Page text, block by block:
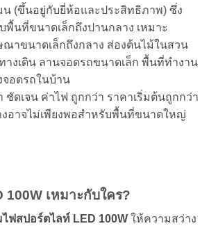
น (ขึ้นอยู่กับยี่ห้อและประสิทธิภาพ) ซึ่ง
พื้นที่ขนาดเล็กถึงปานกลาง เหมาะ
าขนาดเล็กถึงกลาง ส่องต้นไม้ในสวน
างเดิน ลานจอดรถขนาดเล็ก พื้นที่ทำงาน
จอดรถในบ้าน
ดเจน ค่าไฟ ถูกกว่า ราคาเริ่มต้นถูกกว่า
อาจไม่เพียงพอสำหรับพื้นที่ขนาดใหญ่
100W เหมาะกับใคร?
ฟสปอร์ตไลท์ LED 100W ให้ความสว่าง